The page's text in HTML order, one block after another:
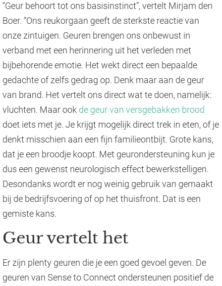
“Geur behoort tot ons basisinstinct”, vertelt Mirjam den
Boer. “Ons reukorgaan geeft de sterkste reactie van
onze zintuigen. Geuren brengen ons onbewust in
verband met een herinnering uit het verleden met
bijbehorende emotie. Het wekt direct een bepaalde
gedachte of zelfs gedrag op. Denk maar aan de geur
van brand. Het vertelt ons direct wat te doen, namelijk:
vluchten. Maar ook de geur van versgebakken brood
doet iets met je. Je krijgt mogelijk direct trek in eten, of je
denkt misschien aan een fijn familieontbijt. Grote kans,
dat je een broodje koopt. Met geurondersteuning kun je
dus een gewenst neurologisch effect bewerkstelligen.
Desondanks wordt er nog weinig gebruik van gemaakt
bij de bedrijfsvoering of op het thuisfront. Dat is een
gemiste kans.
Geur vertelt het
Er zijn plenty geuren die je een goed gevoel geven. De
geuren van Sense to Connect ondersteunen positief de